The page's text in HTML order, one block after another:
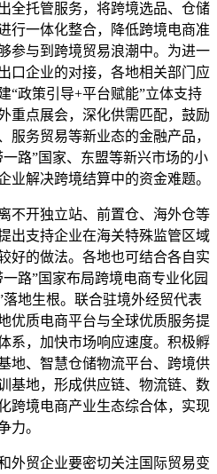
全托管服务，将跨境选品、仓储
行一体化整合，降低跨境电商准
参与到跨境贸易浪潮中。为进一
口企业的对接，各地相关部门应
“政策引导+平台赋能”立体支持
重点展会，深化供需匹配，鼓励
服务贸易等新业态的金融产品，
路”国家、东盟等新兴市场的小
业解决跨境结算中的资金难题。
不开独立站、前置仓、海外仓等
出支持企业在海关特殊监管区域
好的做法。各地也可结合各自实
路”国家布局跨境电商专业化园
地生根。联合驻境外经贸代表
优质电商平台与全球优质服务提
系，加快市场响应速度。积极孵
地、智慧仓储物流平台、跨境供
基地，形成供应链、物流链、数
跨境电商产业生态综合体，实现
力。
外贸企业要密切关注国际贸易变